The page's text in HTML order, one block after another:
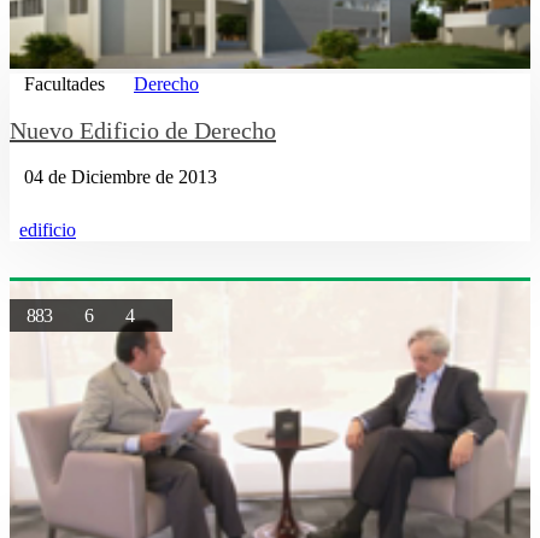
Facultades Derecho
Nuevo Edificio de Derecho
04 de Diciembre de 2013
edificio
883 6 4